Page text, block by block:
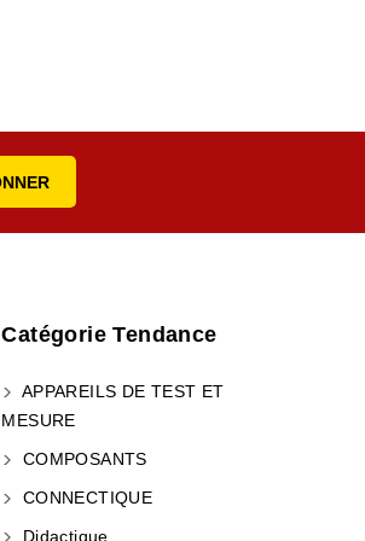
Catégorie Tendance
APPAREILS DE TEST ET
MESURE
COMPOSANTS
CONNECTIQUE
Didactique